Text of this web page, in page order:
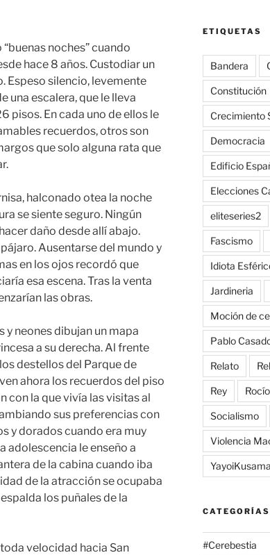
noches” cuando
hace 8 años. Custodiar un
Espeso silencio, levemente
una escalera, que le lleva
pisos. En cada uno de ellos le
recuerdos, otros son
que solo alguna rata que
halconado otea la noche
se siente seguro. Ningún
daño desde allí abajo.
Ausentarse del mundo y
en los ojos recordó que
esa escena. Tras la venta
las obras.
y neones dibujan un mapa
a su derecha. Al frente
destellos del Parque de
ahora los recuerdos del piso
con la que vivía las visitas al
sus preferencias con
y dorados cuando era muy
adolescencia le enseño a
de la cabina cuando iba
de la atracción se ocupaba
los puñales de la
velocidad hacia San
ETIQUETAS
Bandera
Constitución
Crecimiento
Democracia
Edificio
Elecciones
eliteseries2
Fascismo
Idiota
Jardineria
Moción de
Pablo
Relato
Rey
Socialismo
Violencia
YayoiKusama
CATEGORÍAS
#Cerebestia